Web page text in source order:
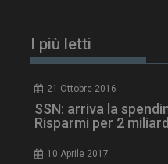
I più letti
21 Ottobre 2016
SSN: arriva la
Risparmi per 2
10 Aprile 2017
tracking-sites-